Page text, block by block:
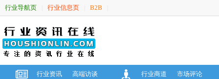
行业导航页 行业信息页 B2B
行业资讯
高端访谈
行业商道
市场评论